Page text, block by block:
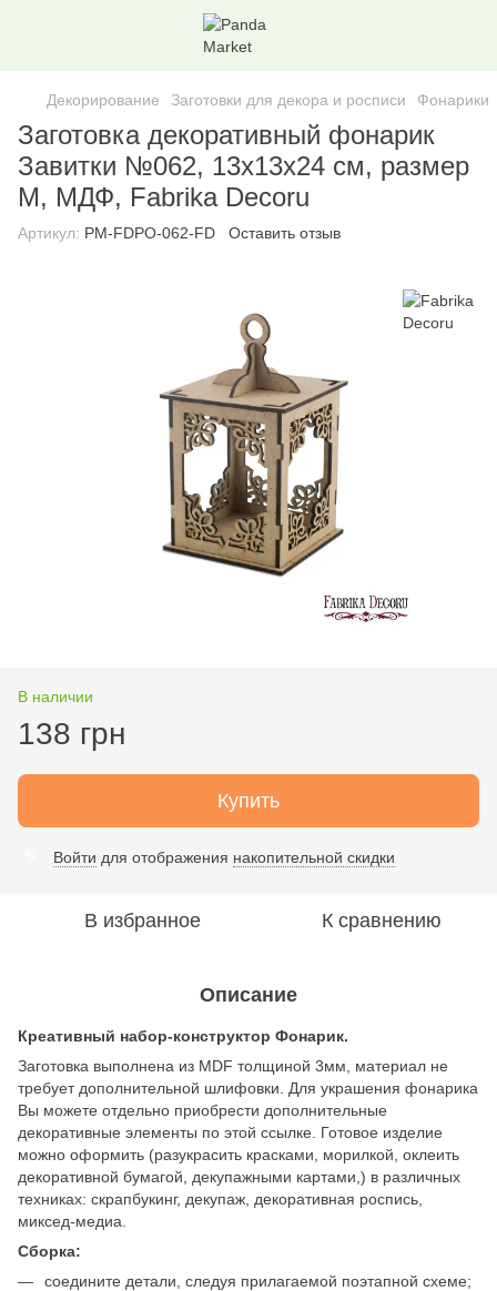
Декорирование Заготовки для декора и росписи Фонарики
Заготовка декоративный фонарик
Завитки №062, 13х13х24 см, размер
M, МДФ, Fabrika Decoru
Артикул: PM-FDPO-062-FD Оставить отзыв
В наличии
138 грн
Купить
Войти для отображения накопительной скидки
В избранное К сравнению
Описание
Креативный набор-конструктор Фонарик.
Заготовка выполнена из MDF толщиной 3мм, материал не
требует дополнительной шлифовки. Для украшения фонарика
Вы можете отдельно приобрести дополнительные
декоративные элементы по этой ссылке. Готовое изделие
можно оформить (разукрасить красками, морилкой, оклеить
декоративной бумагой, декупажными картами,) в различных
техниках: скрапбукинг, декупаж, декоративная роспись,
миксед-медиа.
Сборка:
соедините детали, следуя прилагаемой поэтапной схеме;